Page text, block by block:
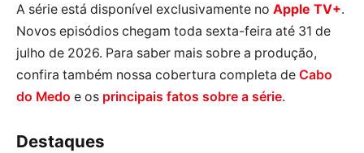
A série está disponível exclusivamente no Apple TV+.
Novos episódios chegam toda sexta-feira até 31 de
julho de 2026. Para saber mais sobre a produção,
confira também nossa cobertura completa de Cabo
do Medo e os principais fatos sobre a série.
Destaques